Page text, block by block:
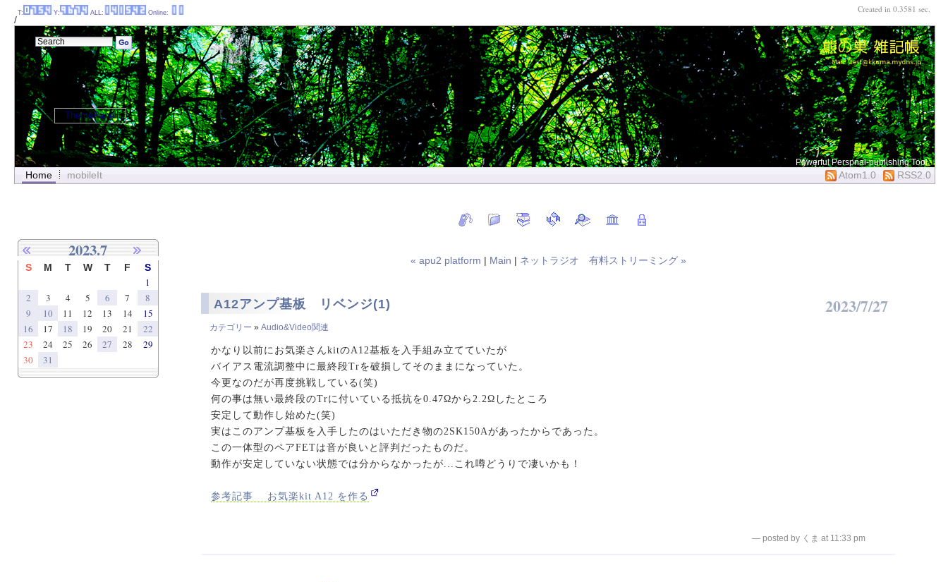
/
Powerful Perspnal-publishing Tool
Home mobileIt RSS2.0
Atom1.0
« apu2 platform | Main | ネットラジオ 有料ストリーミング »
A12アンプ基板 リベンジ(1) 2023/7/27
カテゴリー » Audio&Video関連
かなり以前にお気楽さんkitのA12基板を入手組み立てていたが
バイアス電流調整中に最終段Trを破損してそのままになっていた。
今更なのだが再度挑戦している(笑)
何の事は無い最終段のTrに付いている抵抗を0.47Ωから2.2Ωしたところ
安定して動作し始めた(笑)
実はこのアンプ基板を入手したのはいただき物の2SK150Aがあったからであった。
この一体型のペアFETは音が良いと評判だったものだ。
動作が安定していない状態では分からなかったが...これ噂どうりで凄いかも！
参考記事 お気楽kit A12 を作る
— posted by くま at 11:33 pm
2023.7
S M T W T F S
1
2
3 4 5 6 7
8
9
10 11 12 13 14
15
16
17 18 19 20 21
22
23
24 25 26 27 28
29
30
31
T: Y: ALL: Online:
ThemePanel
Created in 0.3581 sec.